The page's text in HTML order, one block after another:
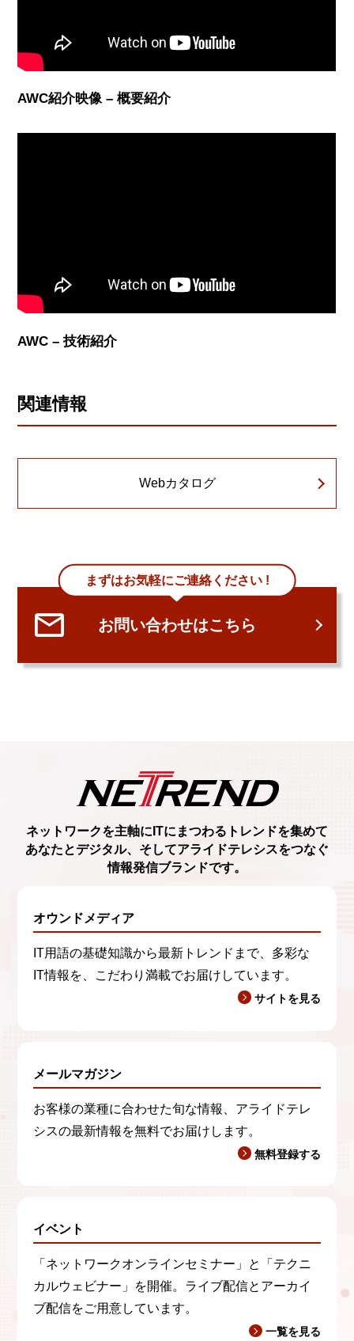
AWC紹介映像 – 概要紹介
AWC – 技術紹介
関連情報
Webカタログ
まずはお気軽にご連絡ください !
お問い合わせはこちら
ネットワークを主軸に ITにまつわるトレンドを集めて
あなたとデジタル、 そしてアライドテレシスをつなぐ
情報発信ブランドです。
オウンドメディア
IT用語の基礎知識から最新トレンドまで、多彩な
IT情報を、こだわり満載でお届けしています。
サイトを見る
メールマガジン
お客様の業種に合わせた旬な情報、アライドテレ
シスの最新情報を無料でお届けします。
無料登録する
イベント
「ネットワークオンラインセミナー」と「テクニ
カルウェビナー」を開催。ライブ配信とアーカイ
ブ配信をご用意しています。
一覧を見る